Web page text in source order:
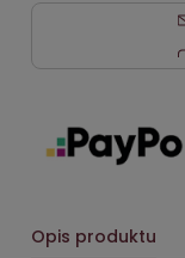
Opis produktu